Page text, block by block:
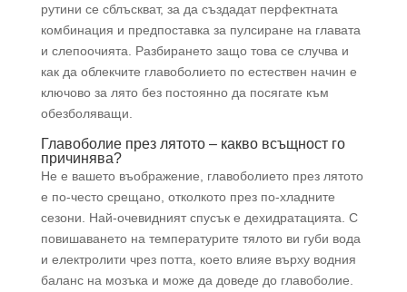
рутини се сблъскват, за да създадат перфектната
комбинация и предпоставка за пулсиране на главата
и слепоочията. Разбирането защо това се случва и
как да облекчите главоболието по естествен начин е
ключово за лято без постоянно да посягате към
обезболяващи.
Главоболие през лятото – какво всъщност го
причинява?
Не е вашето въображение, главоболието през лятото
е по-често срещано, отколкото през по-хладните
сезони. Най-очевидният спусък е дехидратацията. С
повишаването на температурите тялото ви губи вода
и електролити чрез потта, което влияе върху водния
баланс на мозъка и може да доведе до главоболие.